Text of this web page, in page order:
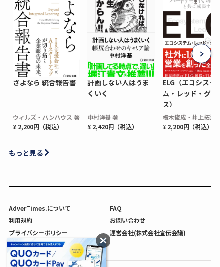
さよなら 統合報告書
ウィルズ・パンハウス 著
¥ 2,200円（税込）
計画しない人はうま
くいく
中村洋基 著
¥ 2,420円（税込）
ELG（エコシステ
ム・レッド・グロ
ス）
梅木俊成・井上拓海
¥ 2,200円（税込）
もっと見る
AdverTimes.について
FAQ
利用規約
お問い合わせ
プライバシーポリシー
運営会社(株式会社宣伝会議)
利用者情報の外部送信について